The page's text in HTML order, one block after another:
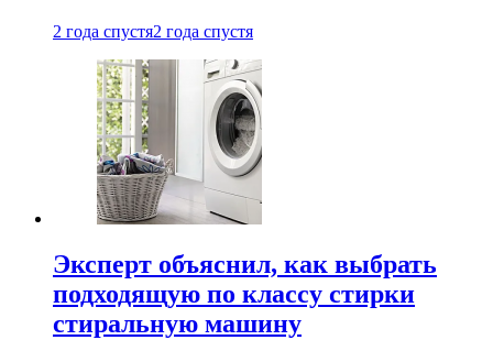
2 года спустя2 года спустя
Эксперт объяснил, как выбрать
подходящую по классу стирки
стиральную машину